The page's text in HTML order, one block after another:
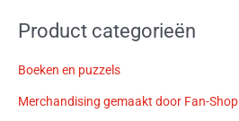
Product categorieën
Boeken en puzzels
Merchandising gemaakt door Fan-Shop